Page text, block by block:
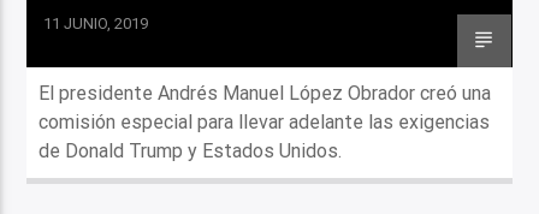
11 JUNIO, 2019
El presidente Andrés Manuel López Obrador creó una
comisión especial para llevar adelante las exigencias
de Donald Trump y Estados Unidos.